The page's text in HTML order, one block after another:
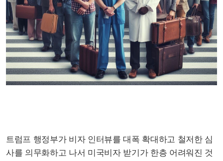
트럼프 행정부가 비자 인터뷰를 대폭 확대하고 철저한 심
사를 의무화하고 나서 미국비자 받기가 한층 어려워진 것